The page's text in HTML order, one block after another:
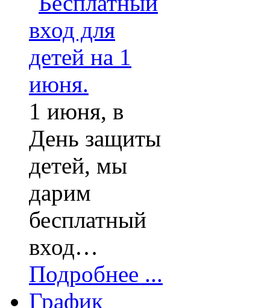
1 июня, в
День защиты
детей, мы
дарим
бесплатный
вход…
Подробнее ...
График